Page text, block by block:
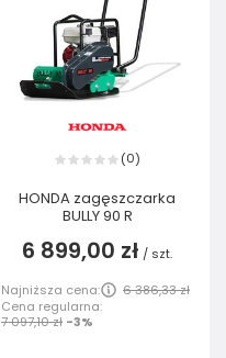
(0)
HONDA zagęszczarka
BULLY 90 R
6 899,00 zł / szt.
Najniższa cena:
6 386,33 zł
Cena regularna:
7 097,10 zł -3%